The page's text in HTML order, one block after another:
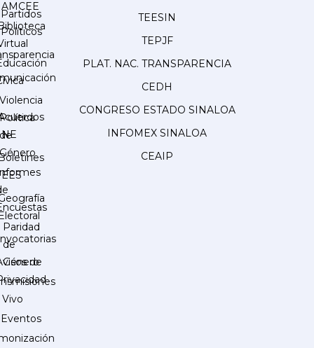
Partidos
Políticos
de
AMCEE
Violencia
Política
de
Género
Paridad
de
Género
Eventos
TEESIN
TEPJF
PLAT. NAC. TRANSPARENCIA
CEDH
CONGRESO ESTADO SINALOA
INFOMEX SINALOA
CEAIP